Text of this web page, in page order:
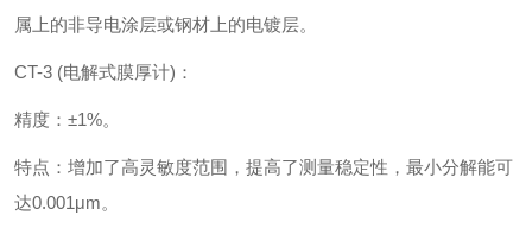
属上的非导电涂层或钢材上的电镀层。
CT-3 (电解式膜厚计)‌：
精度‌：±1%。
特点‌：增加了高灵敏度范围，提高了测量稳定性，最小分解能可
达0.001μm。